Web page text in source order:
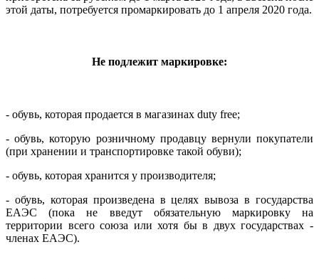
этой даты, потребуется промаркировать до 1 апреля 2020 года.
Не подлежит маркировке:
- обувь, которая продается в магазинах duty free;
- обувь, которую розничному продавцу вернули покупатели
(при хранении и транспортировке такой обуви);
- обувь, которая хранится у производителя;
- обувь, которая произведена в целях вывоза в государства
ЕАЭС (пока не введут обязательную маркировку на
территории всего союза или хотя бы в двух государствах -
членах ЕАЭС).